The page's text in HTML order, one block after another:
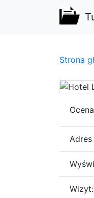
Strona
Wizyt: